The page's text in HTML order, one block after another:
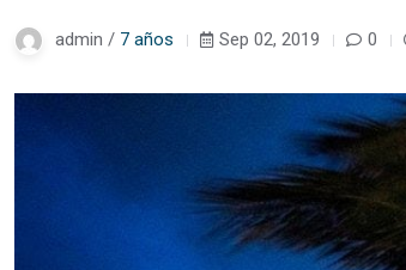
admin / 7 años Sep 02, 2019 0